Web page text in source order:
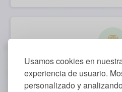
Usamos cookies en
experiencia de usuario.
personalizado y
Certificado
Obtém um certificado